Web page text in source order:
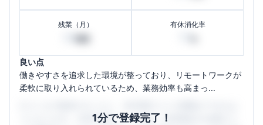
残業（月） 有休消化率
良い点
働きやすさを追求した環境が整っており、リモートワークが
柔軟に取り入れられているため、業務効率も高まっ...
1分で登録完了！
うになります。SHEHUB(シーハブ)は、女性限定の企業口コ